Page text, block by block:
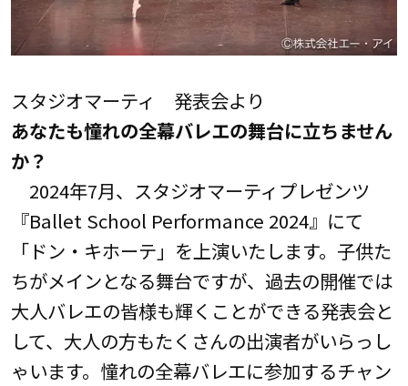
スタジオマーティ 発表会より
あなたも憧れの全幕バレエの舞台に立ちません
か？
2024年7月、スタジオマーティプレゼンツ
『Ballet School Performance 2024』にて
「ドン・キホーテ」を上演いたします。子供た
ちがメインとなる舞台ですが、過去の開催では
大人バレエの皆様も輝くことができる発表会と
して、大人の方もたくさんの出演者がいらっし
ゃいます。憧れの全幕バレエに参加するチャン